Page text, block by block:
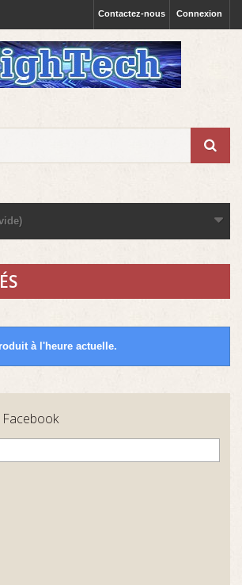
Connexion
Contactez-nous
à l'heure actuelle.